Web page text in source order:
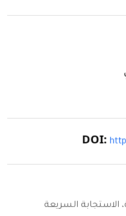
DOI:
الاستجابة السريعة